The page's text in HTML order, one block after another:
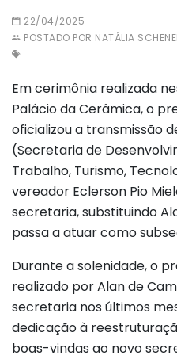
22/04/2025
POSTADO POR NATÁLIA
Em cerimônia realizada
Palácio da Cerâmica, o
oficializou a transmissão
(Secretaria de
Trabalho, Turismo,
vereador Eclerson Pio
secretaria, substituindo
passa a atuar como
Durante a solenidade, o
realizado por Alan de
secretaria nos últimos
dedicação à
boas-vindas ao novo